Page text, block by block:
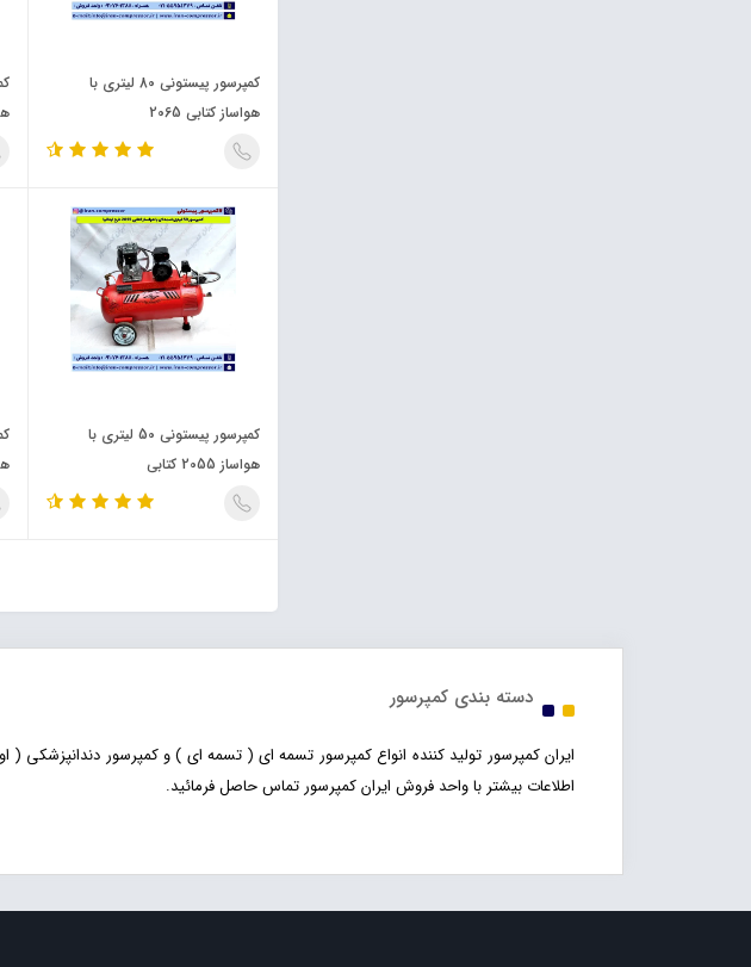
کمپرسور پیستونی 80 لیتری با
هواساز کتابی 2065
کمپرسور پیستونی 50 لیتری با
هواساز 2055 کتابی
دسته بندی کمپرسور
ایران کمپرسور تولید کننده انواع کمپرسور تسمه ای ( تسمه ای ) و کمپرسور
اطلاعات بیشتر با واحد فروش ایران کمپرسور تماس حاصل فرمائید.